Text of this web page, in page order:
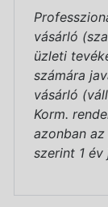
vásárló
üzleti
számára
vásárló
Korm.
azonban
szerint 1